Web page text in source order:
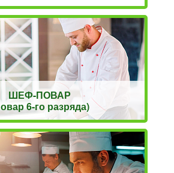
ШЕФ-ПОВАР
6-го разряда)